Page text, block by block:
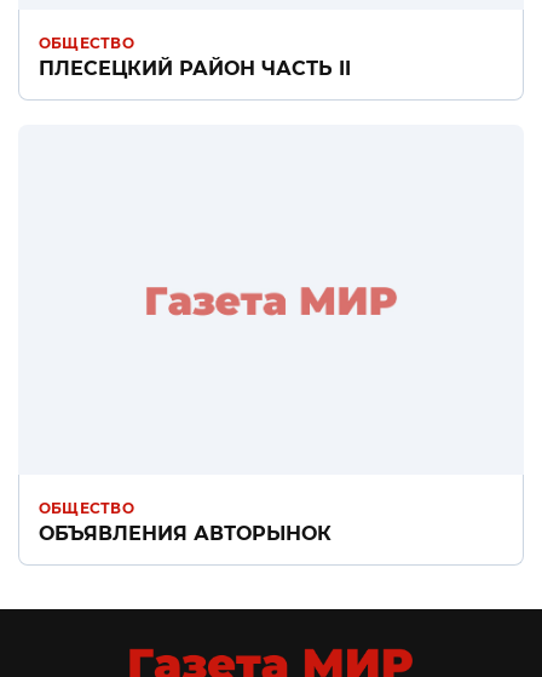
ОБЩЕСТВО
ПЛЕСЕЦКИЙ РАЙОН ЧАСТЬ II
ОБЩЕСТВО
ОБЪЯВЛЕНИЯ АВТОРЫНОК